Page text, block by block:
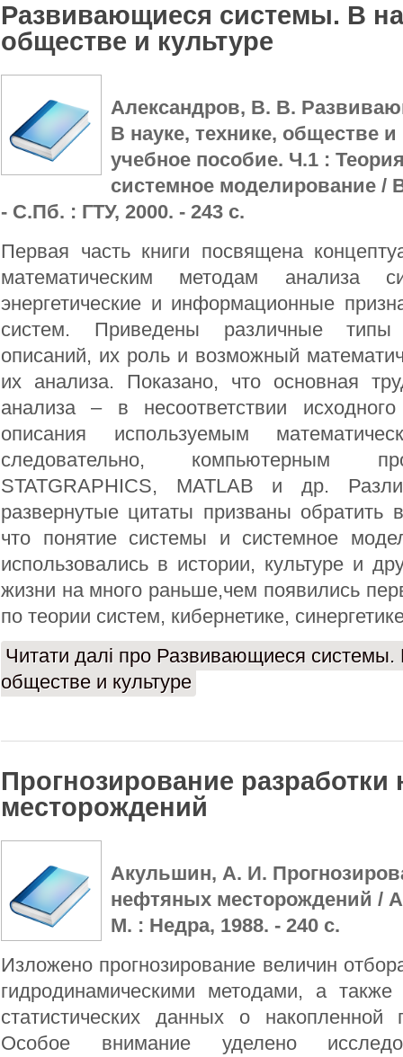
Развивающиеся системы. В
обществе и культуре
Александров, В. В.
В науке, технике, обществе и
учебное пособие. Ч.1 :
системное моделирование /
- С.Пб. : ГТУ, 2000. - 243 с.
Первая часть книги посвящена
математическим методам анализа
энергетические и информационные
систем. Приведены различные типы
описаний, их роль и возможный
их анализа. Показано, что основная
анализа – в несоответствии
описания используемым
следовательно, компьютерным
STATGRAPHICS, MATLAB и др.
развернутые цитаты призваны обратить
что понятие системы и системное
использовались в истории, культуре и
жизни на много раньше,чем появились
по теории систем, кибернетике,
Читати далі про Развивающиеся системы.
обществе и культуре
Прогнозирование
месторождений
Акульшин, А. И.
нефтяных месторождений /
М. : Недра, 1988. - 240 с.
Изложено прогнозирование величин
гидродинамическими методами, а также
статистических данных о
Особое внимание уделено